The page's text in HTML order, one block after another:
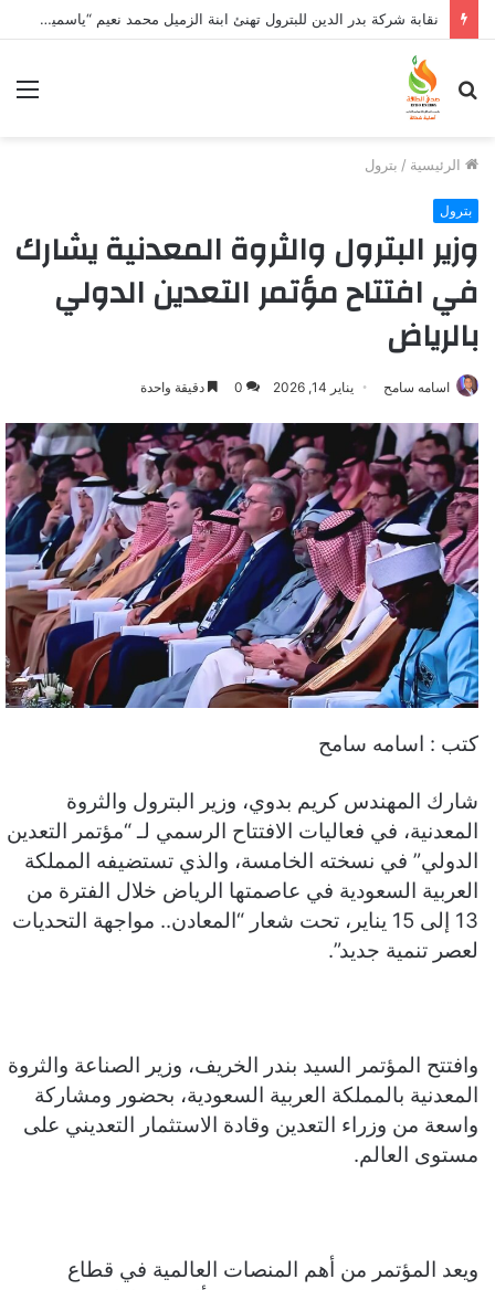
نقابة شركة بدر الدين للبترول تهنئ ابنة الزميل محمد نعيم “ياسمين” بتخرجها وتفوقها
بحث
عن
الرئيسية / بترول
بترول
وزير البترول والثروة المعدنية يشارك
في افتتاح مؤتمر التعدين الدولي
بالرياض
اسامه سامح يناير 14, 2026 0 دقيقة واحدة
كتب : اسامه سامح
شارك المهندس كريم بدوي، وزير البترول والثروة
المعدنية، في فعاليات الافتتاح الرسمي لـ “مؤتمر التعدين
الدولي” في نسخته الخامسة، والذي تستضيفه المملكة
العربية السعودية في عاصمتها الرياض خلال الفترة من
13 إلى 15 يناير، تحت شعار “المعادن.. مواجهة التحديات
لعصر تنمية جديد”.
​وافتتح المؤتمر السيد بندر الخريف، وزير الصناعة والثروة
المعدنية بالمملكة العربية السعودية، بحضور ومشاركة
واسعة من وزراء التعدين وقادة الاستثمار التعديني على
مستوى العالم.
​ويعد المؤتمر من أهم المنصات العالمية في قطاع